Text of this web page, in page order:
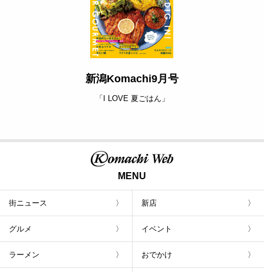
新潟Komachi9月号
「I LOVE 夏ごはん」
MENU
街ニュース 新店
グルメ イベント
ラーメン おでかけ